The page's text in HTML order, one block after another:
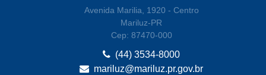
Avenida Marilia, 1920 - Centro
Mariluz-PR
Cep: 87470-000
(44) 3534-8000
mariluz@mariluz.pr.gov.br